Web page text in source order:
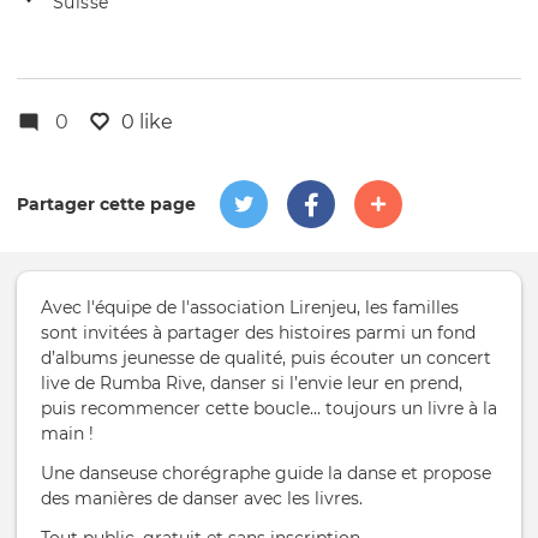
l'évênement
de
0 0 like
Partager cette page
Avec l'équipe de l'association Lirenjeu, les familles
sont invitées à partager des histoires parmi un fond
d’albums jeunesse de qualité, puis écouter un concert
live de Rumba Rive, danser si l’envie leur en prend,
puis recommencer cette boucle... toujours un livre à la
main !
Une danseuse chorégraphe guide la danse et propose
des manières de danser avec les livres.